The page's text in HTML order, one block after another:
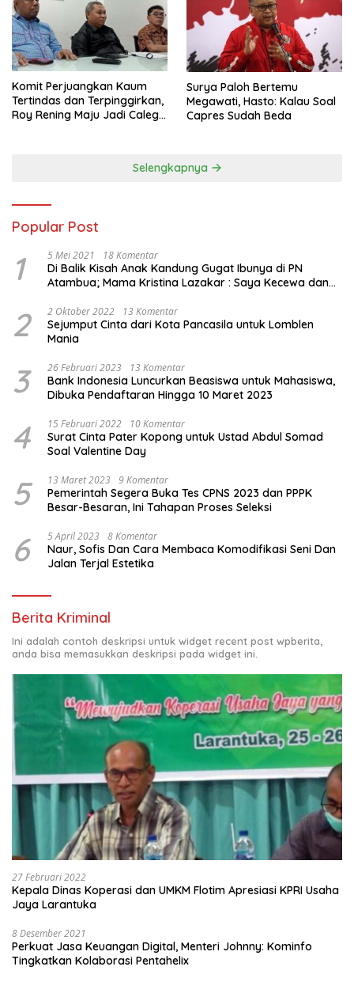
Komit Perjuangkan Kaum
Tertindas dan Terpinggirkan,
Roy Rening Maju Jadi Caleg
Surya Paloh Bertemu
Megawati, Hasto: Kalau Soal
Capres Sudah Beda
Selengkapnya
Popular Post
1 5 Mei 2021 18 Komentar
Di Balik Kisah Anak Kandung Gugat Ibunya di PN
Atambua; Mama Kristina Lazakar : Saya Kecewa dan
2 2 Oktober 2022 13 Komentar
Sejumput Cinta dari Kota Pancasila untuk Lomblen
Mania
3 26 Februari 2023 13 Komentar
Bank Indonesia Luncurkan Beasiswa untuk Mahasiswa,
Dibuka Pendaftaran Hingga 10 Maret 2023
4 15 Februari 2022 10 Komentar
Surat Cinta Pater Kopong untuk Ustad Abdul Somad
Soal Valentine Day
5 13 Maret 2023 9 Komentar
Pemerintah Segera Buka Tes CPNS 2023 dan PPPK
Besar-Besaran, Ini Tahapan Proses Seleksi
6 5 April 2023 8 Komentar
Naur, Sofis Dan Cara Membaca Komodifikasi Seni Dan
Jalan Terjal Estetika
Berita Kriminal
Ini adalah contoh deskripsi untuk widget recent post wpberita,
anda bisa memasukkan deskripsi pada widget ini.
27 Februari 2022
Kepala Dinas Koperasi dan UMKM Flotim Apresiasi KPRI Usaha
Jaya Larantuka
8 Desember 2021
Perkuat Jasa Keuangan Digital, Menteri Johnny: Kominfo
Tingkatkan Kolaborasi Pentahelix